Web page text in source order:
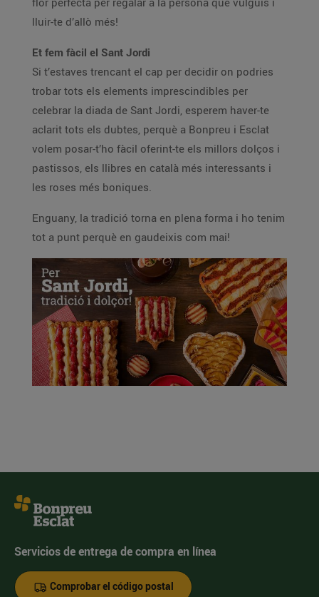
lluir-te d’allò més!
Et fem fàcil el Sant Jordi
Si t’estaves trencant el cap per decidir on podries
trobar tots els elements imprescindibles per
celebrar la diada de Sant Jordi, esperem haver-te
aclarit tots els dubtes, perquè a Bonpreu i Esclat
volem posar-t’ho fàcil oferint-te els millors dolços i
pastissos, els llibres en català més interessants i
les roses més boniques.
Enguany, la tradició torna en plena forma i ho tenim
tot a punt perquè en gaudeixis com mai!
Servicios de entrega de compra en línea
Comprobar el código postal